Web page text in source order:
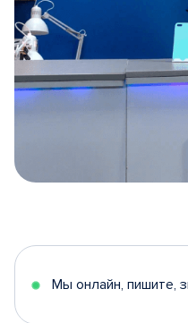
5
Мы онлайн, пишите,